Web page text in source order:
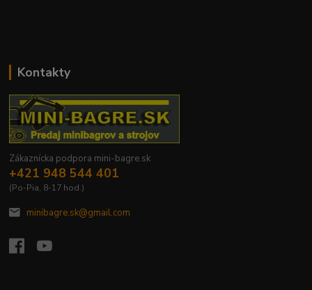
Kontakty
Zákaznícka podpora mini-bagre.sk
+421 948 544 401
(Po-Pia, 8-17 hod.)
minibagre.sk@gmail.com